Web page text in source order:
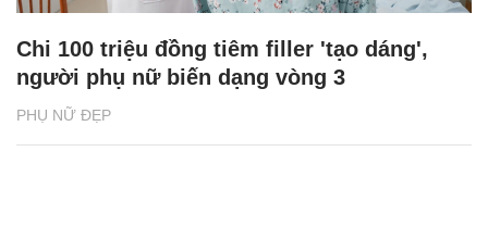
PHỤ NỮ ĐẸP
Chi 100 triệu đồng tiêm filler 'tạo dáng',
người phụ nữ biến dạng vòng 3